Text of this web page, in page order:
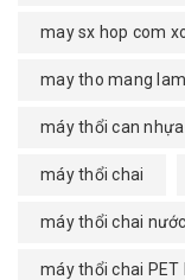
may sx hop com
may tho mang
máy thổi can nhựa
máy thổi chai
máy thổi chai
máy thổi chai PET